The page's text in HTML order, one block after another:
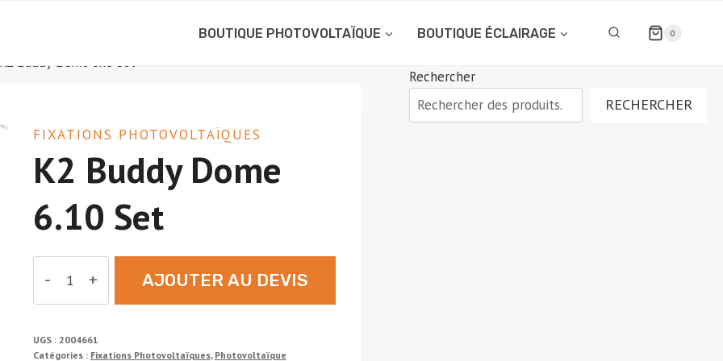
BOUTIQUE PHOTOVOLTAÏQUE BOUTIQUE ÉCLAIRAGE 0
K2 Buddy Dome 6.10 Set
FIXATIONS PHOTOVOLTAÏQUES
K2 Buddy Dome
6.10 Set
K2
Dome
AJOUTER AU DEVIS
UGS : 2004661
Catégories : Fixations Photovoltaïques, Photovoltaïque
Rechercher
RECHERCHER